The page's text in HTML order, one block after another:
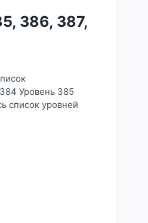
386, 387,
Уровень 385
список уровней